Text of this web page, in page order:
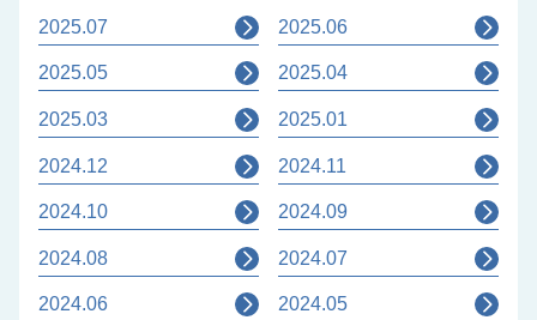
2025.07 2025.06
2025.05 2025.04
2025.03 2025.01
2024.12 2024.11
2024.10 2024.09
2024.08 2024.07
2024.06 2024.05